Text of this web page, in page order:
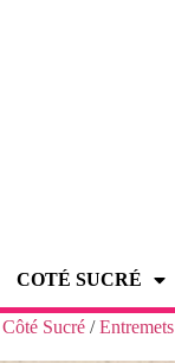
COTÉ SUCRÉ
Côté Sucré /Entremets